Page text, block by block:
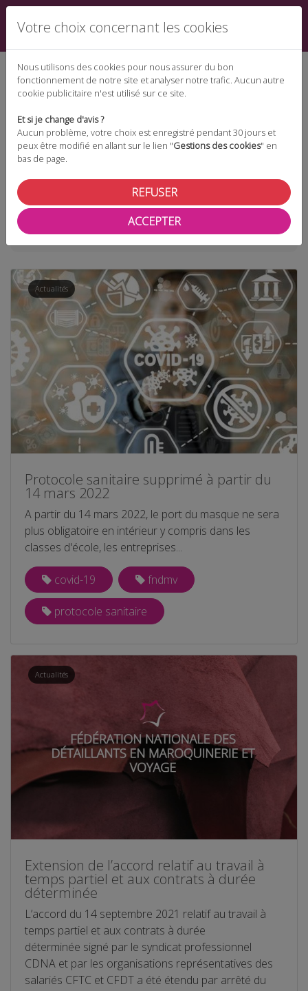
Espace téléchargement
Espace adhérent
Taxonomie protocole sanitaire
Actualités
Protocole sanitaire supprimé à partir du
14 mars 2022
A partir du 14 mars 2022, le port du masque ne sera
plus obligatoire en intérieur y compris dans les
classes d'école, les entreprises...
covid-19 fndmv
protocole sanitaire
Actualités
Extension de l’accord relatif au travail à
temps partiel et aux contrats à durée
déterminée
L’accord du 14 septembre 2021 relatif au travail à
temps partiel et aux contrats à durée
déterminée signé par le syndicat professionnel
CDNA et par les organisations représentatives des
salariés CFTC et CFDT a été étendu par arrêté du
Votre choix concernant les cookies
Nous utilisons des cookies pour nous assurer du bon
fonctionnement de notre site et analyser notre trafic. Aucun autre
cookie publicitaire n'est utilisé sur ce site.
Et si je change d'avis ?
Aucun problème, votre choix est enregistré pendant 30 jours et
peux être modifié en allant sur le lien "Gestions des cookies" en
bas de page.
REFUSER
ACCEPTER